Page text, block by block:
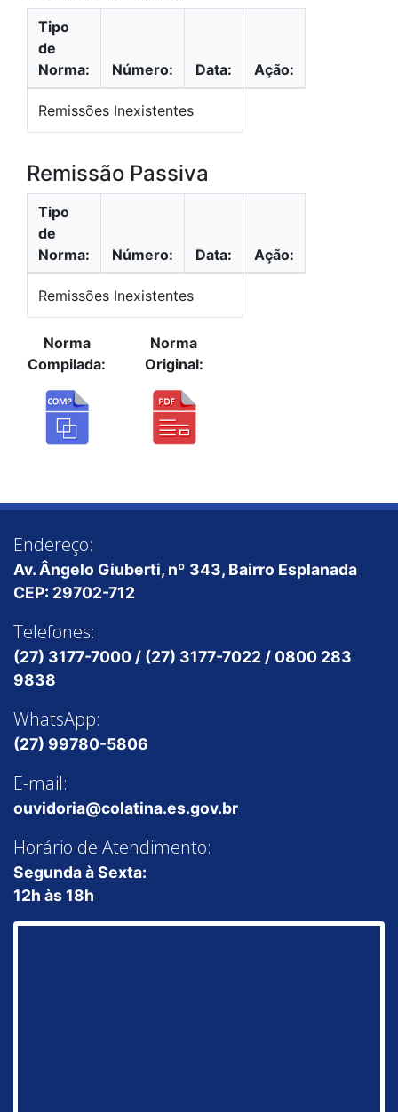
Tipo
de
Norma:
Número: Data: Ação:
Remissões Inexistentes
Remissão Passiva
Tipo
de
Norma:
Número: Data: Ação:
Remissões Inexistentes
Norma
Compilada:
Norma
Original:
Endereço:
Av. Ângelo Giuberti, nº 343, Bairro Esplanada
CEP: 29702-712
Telefones:
(27) 3177-7000 / (27) 3177-7022 / 0800 283
9838
WhatsApp:
(27) 99780-5806
E-mail:
ouvidoria@colatina.es.gov.br
Horário de Atendimento:
Segunda à Sexta:
12h às 18h